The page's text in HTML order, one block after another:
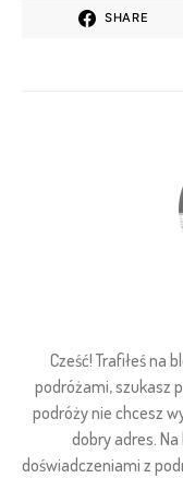
SHARE
Cześć! Trafiłeś na
podróżami, szukasz
podróży nie chcesz
dobry adres.
doświadczeniami z